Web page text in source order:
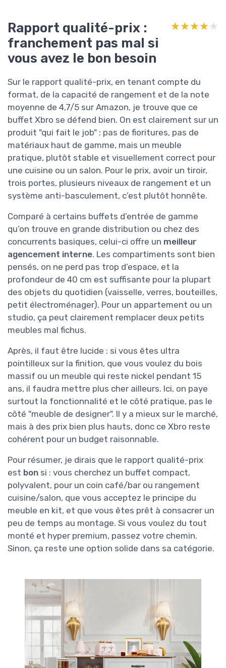
Rapport qualité-prix :
franchement pas mal si
vous avez le bon besoin
★★★★★
★★★★★
Sur le rapport qualité-prix, en tenant compte du
format, de la capacité de rangement et de la note
moyenne de 4,7/5 sur Amazon, je trouve que ce
buffet Xbro se défend bien. On est clairement sur un
produit "qui fait le job" : pas de fioritures, pas de
matériaux haut de gamme, mais un meuble
pratique, plutôt stable et visuellement correct pour
une cuisine ou un salon. Pour le prix, avoir un tiroir,
trois portes, plusieurs niveaux de rangement et un
système anti-basculement, c’est plutôt honnête.
Comparé à certains buffets d’entrée de gamme
qu’on trouve en grande distribution ou chez des
concurrents basiques, celui-ci offre un meilleur
agencement interne. Les compartiments sont bien
pensés, on ne perd pas trop d’espace, et la
profondeur de 40 cm est suffisante pour la plupart
des objets du quotidien (vaisselle, verres, bouteilles,
petit électroménager). Pour un appartement ou un
studio, ça peut clairement remplacer deux petits
meubles mal fichus.
Après, il faut être lucide : si vous êtes ultra
pointilleux sur la finition, que vous voulez du bois
massif ou un meuble qui reste nickel pendant 15
ans, il faudra mettre plus cher ailleurs. Ici, on paye
surtout la fonctionnalité et le côté pratique, pas le
côté "meuble de designer". Il y a mieux sur le marché,
mais à des prix bien plus hauts, donc ce Xbro reste
cohérent pour un budget raisonnable.
Pour résumer, je dirais que le rapport qualité-prix
est bon si : vous cherchez un buffet compact,
polyvalent, pour un coin café/bar ou rangement
cuisine/salon, que vous acceptez le principe du
meuble en kit, et que vous êtes prêt à consacrer un
peu de temps au montage. Si vous voulez du tout
monté et hyper premium, passez votre chemin.
Sinon, ça reste une option solide dans sa catégorie.